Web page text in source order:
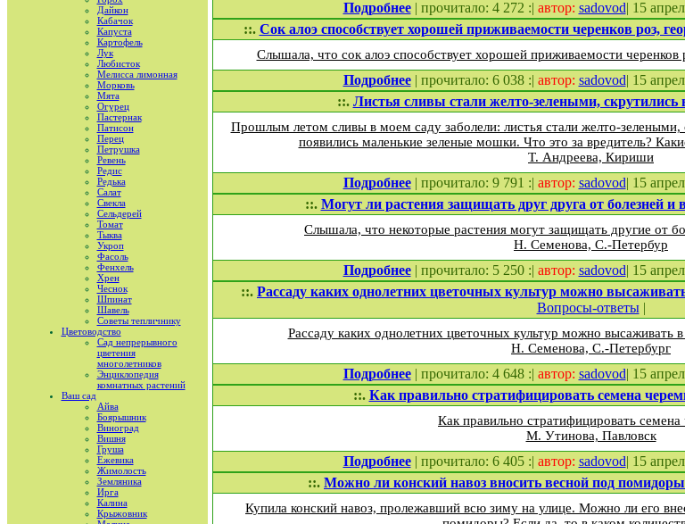
Дайкон
Кабачок
Капуста
Картофель
Лук
Любисток
Мелисса лимонная
Морковь
Мята
Огурец
Пастернак
Патисон
Перец
Петрушка
Ревень
Редис
Редька
Салат
Свекла
Сельдерей
Томат
Тыква
Укроп
Фасоль
Фенхель
Хрен
Чеснок
Шпинат
Шавель
Советы тепличнику
Цветоводство
Сад непрерывного
цветения
многолетников
Энциклопедия
комнатных растений
Ваш сад
Айва
Боярышник
Виноград
Вишня
Груша
Ежевика
Жимолость
Земляника
Ирга
Калина
Крыжовник
Подробнее| прочитало: 4 272 :| автор: sadovod| 15
::. Сок алоэ способствует хорошей приживаемости черенков роз,
Слышала, что сок алоэ способствует хорошей приживаемости черенков
Подробнее| прочитало: 6 038 :| автор: sadovod| 15
::. Листья сливы стали желто-зелеными, скрутились
Прошлым летом сливы в моем саду заболели: листья стали желто-
появились маленькие зеленые мошки. Что это за вредитель?
Т. Андреева, Кириши
Подробнее| прочитало: 9 791 :| автор: sadovod| 15
::. Могут ли растения защищать друг друга от болезней и
Слышала, что некоторые растения могут защищать другие от
Н. Семенова, С.-Петербур
Подробнее| прочитало: 5 250 :| автор: sadovod| 15
::. Рассаду каких однолетних цветочных культур можно
Вопросы-ответы|
Рассаду каких однолетних цветочных культур можно высаживать
Н. Семенова, С.-Петербург
Подробнее| прочитало: 4 648 :| автор: sadovod| 15
::. Как правильно стратифицировать семена
Как правильно стратифицировать
М. Утинова, Павловск
Подробнее| прочитало: 6 405 :| автор: sadovod| 15
::. Можно ли конский навоз вносить весной под
Купила конский навоз, пролежавший всю зиму на улице. Можно ли его